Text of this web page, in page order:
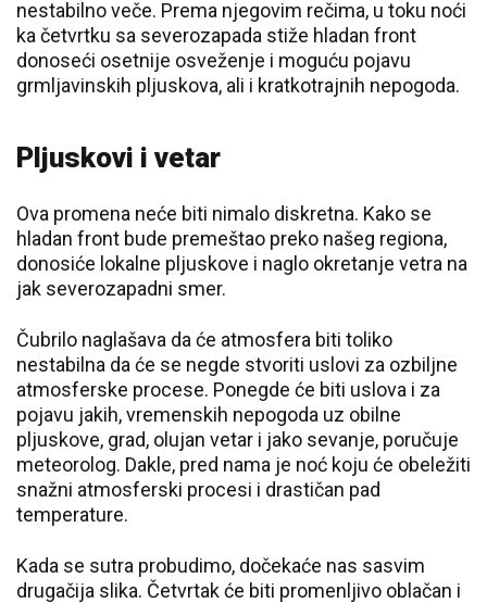
nestabilno veče. Prema njegovim rečima, u toku noći
ka četvrtku sa severozapada stiže hladan front
donoseći osetnije osveženje i moguću pojavu
grmljavinskih pljuskova, ali i kratkotrajnih nepogoda.
Pljuskovi i vetar
Ova promena neće biti nimalo diskretna. Kako se
hladan front bude premeštao preko našeg regiona,
donosiće lokalne pljuskove i naglo okretanje vetra na
jak severozapadni smer.
Čubrilo naglašava da će atmosfera biti toliko
nestabilna da će se negde stvoriti uslovi za ozbiljne
atmosferske procese. Ponegde će biti uslova i za
pojavu jakih, vremenskih nepogoda uz obilne
pljuskove, grad, olujan vetar i jako sevanje, poručuje
meteorolog. Dakle, pred nama je noć koju će obeležiti
snažni atmosferski procesi i drastičan pad
temperature.
Kada se sutra probudimo, dočekaće nas sasvim
drugačija slika. Četvrtak će biti promenljivo oblačan i